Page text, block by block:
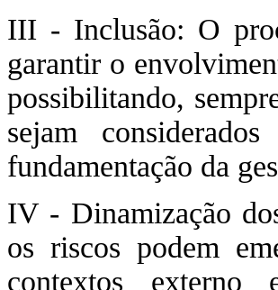
III - Inclusão: O
garantir o
possibilitando,
sejam
fundamentação da
IV - Dinamização
os riscos podem
contextos